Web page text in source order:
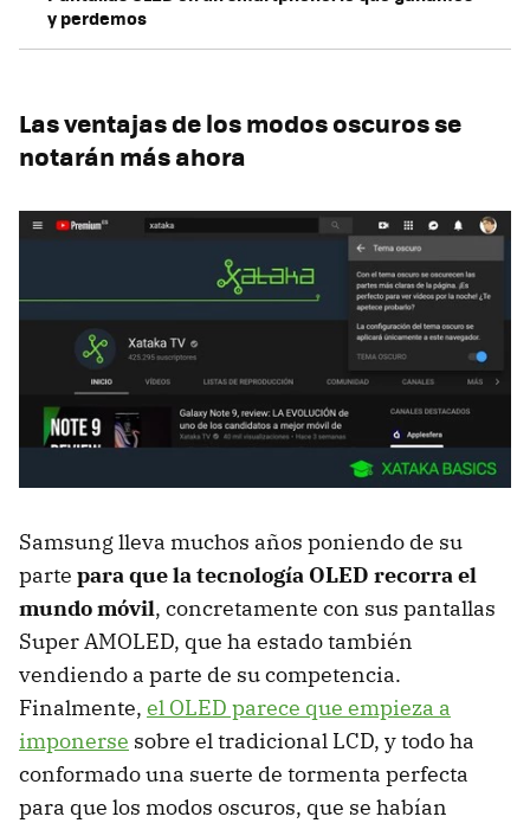
y perdemos
Las ventajas de los modos oscuros se
notarán más ahora
Samsung lleva muchos años poniendo de su
parte para que la tecnología OLED recorra el
mundo móvil, concretamente con sus pantallas
Super AMOLED, que ha estado también
vendiendo a parte de su competencia.
Finalmente, el OLED parece que empieza a
imponerse sobre el tradicional LCD, y todo ha
conformado una suerte de tormenta perfecta
para que los modos oscuros, que se habían